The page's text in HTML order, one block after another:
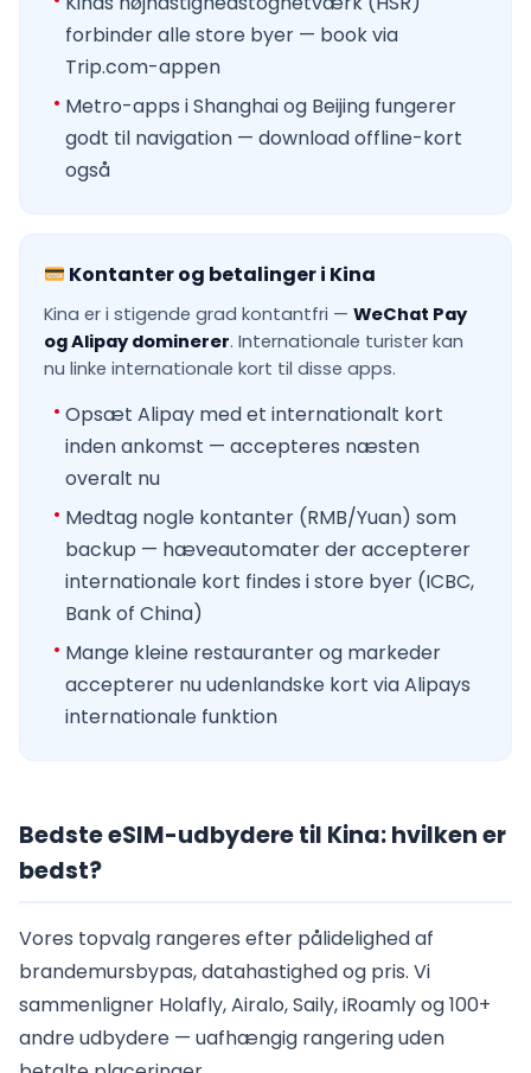
forbinder alle store byer — book via
Trip.com-appen
Metro-apps i Shanghai og Beijing fungerer
godt til navigation — download offline-kort
også
Kontanter og betalinger i Kina
Kina er i stigende grad kontantfri — WeChat Pay
og Alipay dominerer. Internationale turister kan
nu linke internationale kort til disse apps.
Opsæt Alipay med et internationalt kort
inden ankomst — accepteres næsten
overalt nu
Medtag nogle kontanter (RMB/Yuan) som
backup — hæveautomater der accepterer
internationale kort findes i store byer (ICBC,
Bank of China)
Mange kleine restauranter og markeder
accepterer nu udenlandske kort via Alipays
internationale funktion
Bedste eSIM-udbydere til Kina: hvilken er
bedst?
Vores topvalg rangeres efter pålidelighed af
brandemursbypas, datahastighed og pris. Vi
sammenligner Holafly, Airalo, Saily, iRoamly og 100+
andre udbydere — uafhængig rangering uden